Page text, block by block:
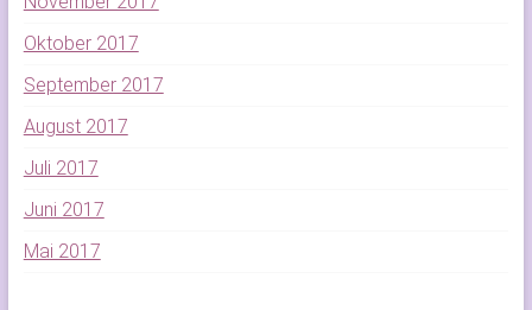
Oktober 2017
September 2017
August 2017
Juli 2017
Juni 2017
Mai 2017